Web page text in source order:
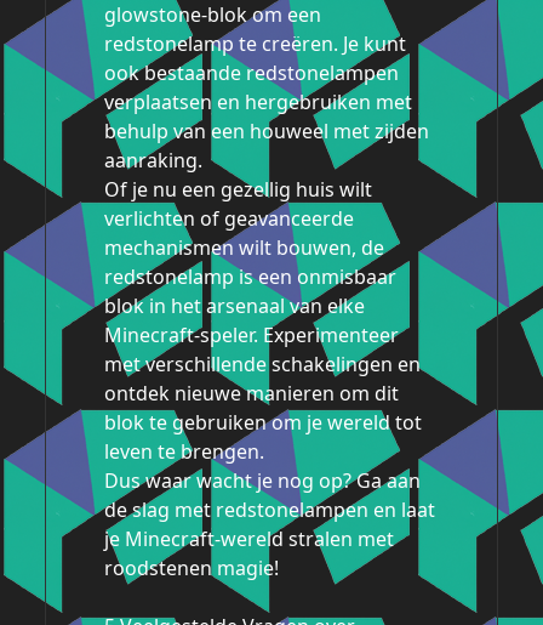
glowstone-blok om een
redstonelamp te creëren. Je kunt
ook bestaande redstonelampen
verplaatsen en hergebruiken met
behulp van een houweel met zijden
aanraking.
Of je nu een gezellig huis wilt
verlichten of geavanceerde
mechanismen wilt bouwen, de
redstonelamp is een onmisbaar
blok in het arsenaal van elke
Minecraft-speler. Experimenteer
met verschillende schakelingen en
ontdek nieuwe manieren om dit
blok te gebruiken om je wereld tot
leven te brengen.
Dus waar wacht je nog op? Ga aan
de slag met redstonelampen en laat
je Minecraft-wereld stralen met
roodstenen magie!